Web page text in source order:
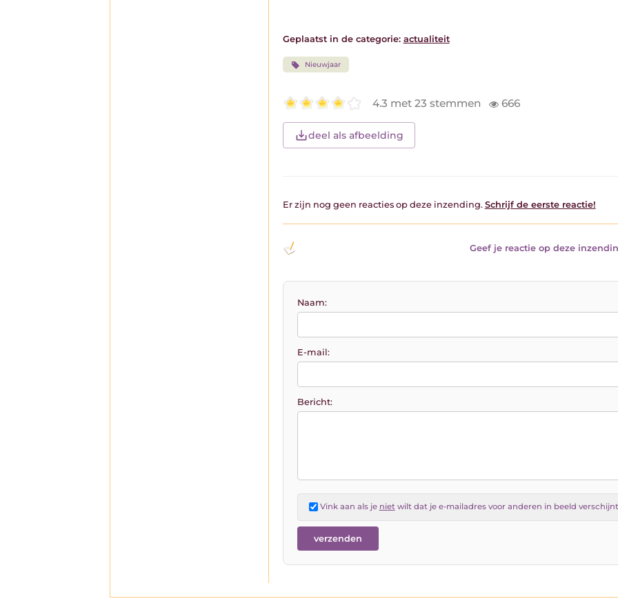
Geplaatst in de categorie: actualiteit
Nieuwjaar
4.3 met 23 stemmen 666
deel als afbeelding
Er zijn nog geen reacties op deze inzending. Schrijf de eerste reactie!
Geef je reactie op deze
Naam:
E-mail:
Bericht:
Vink aan als je niet wilt dat je e-mailadres voor anderen in beeld verschijnt